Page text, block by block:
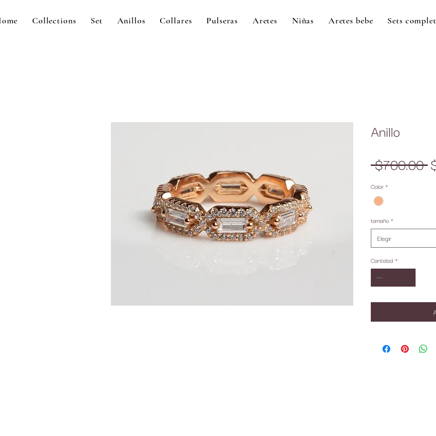
Collections Set Anillos Collares Pulseras Aretes Niñas Aretes bebe Sets
Anillo
$700.00
Color *
tamaño *
Elegir
Cantidad *